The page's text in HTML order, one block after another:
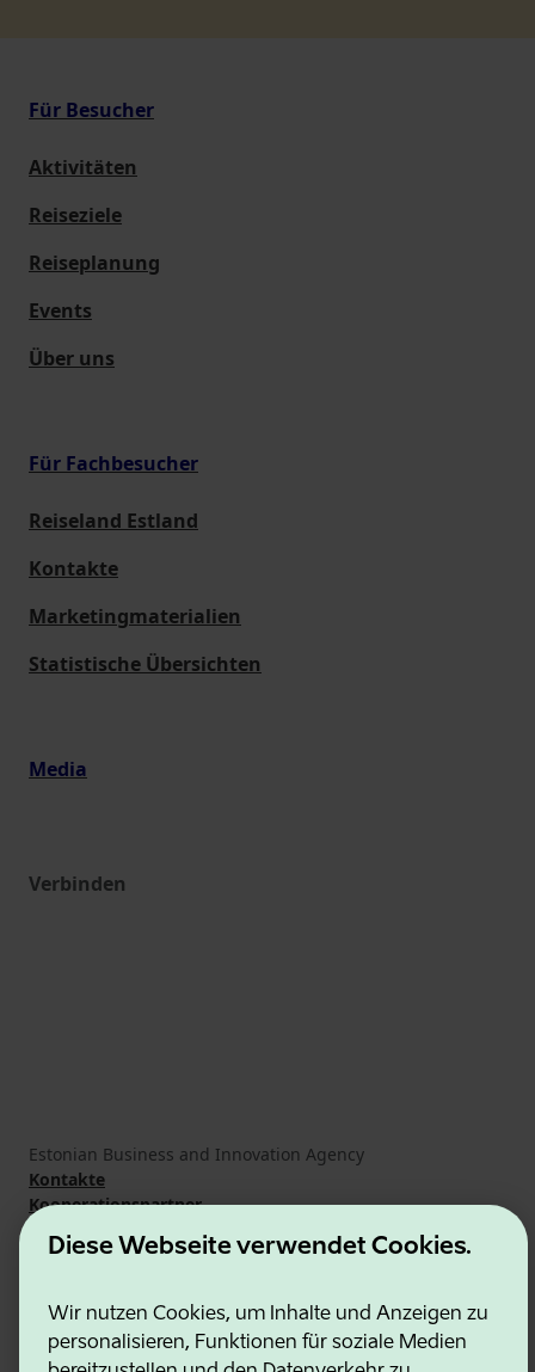
Diese Webseite verwendet Cookies.
Wir nutzen Cookies, um Inhalte und Anzeigen zu
personalisieren, Funktionen für soziale Medien
Für Besucher
Aktivitäten
Reiseziele
Reiseplanung
Events
Über uns
Für Fachbesucher
Reiseland Estland
Kontakte
Marketingmaterialien
Statistische Übersichten
Media
Verbinden
Estonian Business and Innovation Agency
Kontakte
Kooperationspartner
Nutzungsbedingungen
Cookie- und Datenschutzrichtlinie